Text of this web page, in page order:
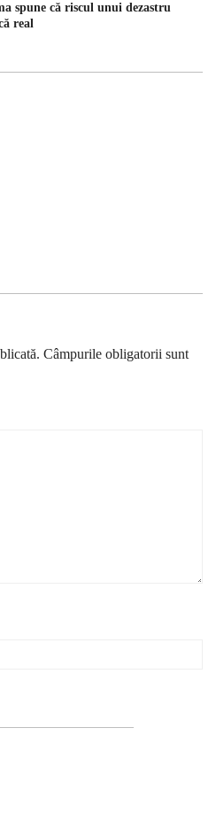
spune că riscul unui dezastru
real
Câmpurile obligatorii sunt